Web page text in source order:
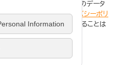
ビスが、著作権者からコンテンツ使用許諾を
録商標(登録番号 第6091713号)です。
サービスの一覧はこちら。
性向上のためにCookie等のデータ
いての詳細は、「プライバシーポリ
訪問者の個人情報を追跡することは